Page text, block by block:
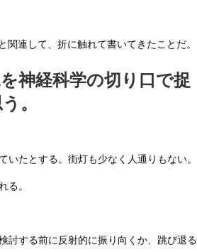
関連して、折に触れて書いてきたことだ。
神経科学の切り口で捉
。
いたとする。街灯も少なく人通りもない。
る。
討する前に反射的に振り向くか、跳び退る